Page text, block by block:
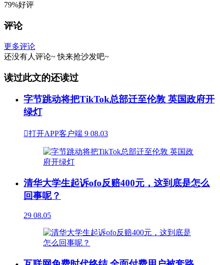
79%好评
评论
更多评论
还没有人评论~ 快来抢沙发吧~
读过此文的还读过
字节跳动将把TikTok总部迁至伦敦 英国政府开
绿灯
打开APP客户端 9 08.03
清华大学生起诉ofo反赔400元，这到底是怎么
回事呢？
29 08.05